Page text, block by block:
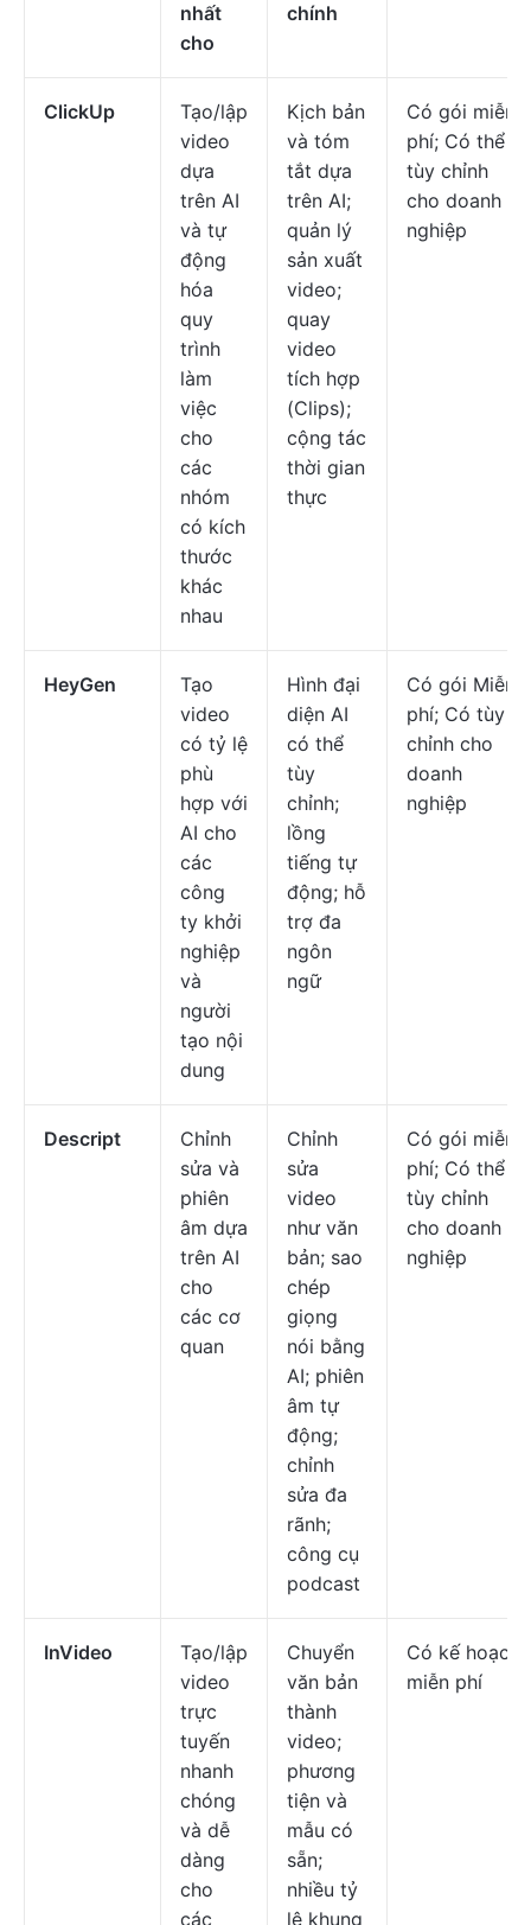
nhất
cho
chính
ClickUp
Tạo/lập
video
dựa
trên AI
và tự
động
hóa
quy
trình
làm
việc
cho
các
nhóm
có kích
thước
khác
nhau
Kịch bản
và tóm
tắt dựa
trên AI;
quản lý
sản xuất
video;
quay
video
tích hợp
(Clips);
cộng tác
thời gian
thực
Có gói miễn
phí; Có thể
tùy chỉnh
cho doanh
nghiệp
HeyGen
Tạo
video
có tỷ lệ
phù
hợp với
AI cho
các
công
ty khởi
nghiệp
và
người
tạo nội
dung
Hình đại
diện AI
có thể
tùy
chỉnh;
lồng
tiếng tự
động; hỗ
trợ đa
ngôn
ngữ
Có gói Miễn
phí; Có tùy
chỉnh cho
doanh
nghiệp
Descript
Chỉnh
sửa và
phiên
âm dựa
trên AI
cho
các cơ
quan
Chỉnh
sửa
video
như văn
bản; sao
chép
giọng
nói bằng
AI; phiên
âm tự
động;
chỉnh
sửa đa
rãnh;
công cụ
podcast
Có gói miễn
phí; Có thể
tùy chỉnh
cho doanh
nghiệp
InVideo
Tạo/lập
video
trực
tuyến
nhanh
chóng
và dễ
dàng
cho
các
Chuyển
văn bản
thành
video;
phương
tiện và
mẫu có
sẵn;
nhiều tỷ
lệ khung
Có kế hoạch
miễn phí